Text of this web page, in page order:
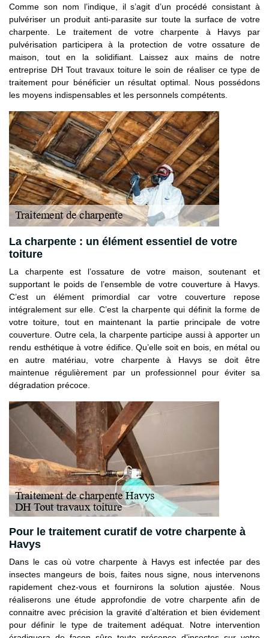
Comme son nom l’indique, il s’agit d’un procédé consistant à
pulvériser un produit anti-parasite sur toute la surface de votre
charpente. Le traitement de votre charpente à Havys par
pulvérisation participera à la protection de votre ossature de
maison, tout en la solidifiant. Laissez aux mains de notre
entreprise DH Tout travaux toiture le soin de réaliser ce type de
traitement pour bénéficier un résultat optimal. Nous possédons
les moyens indispensables et les personnels compétents.
La charpente : un élément essentiel de votre
toiture
La charpente est l’ossature de votre maison, soutenant et
supportant le poids de l’ensemble de votre couverture à Havys.
C’est un élément primordial car votre couverture repose
intégralement sur elle. C’est la charpente qui définit la forme de
votre toiture, tout en maintenant la partie principale de votre
couverture. Outre cela, la charpente participe aussi à apporter un
rendu esthétique à votre édifice. Qu’elle soit en bois, en métal ou
en autre matériau, votre charpente à Havys se doit être
maintenue régulièrement par un professionnel pour éviter sa
dégradation précoce.
Pour le traitement curatif de votre charpente à
Havys
Dans le cas où votre charpente à Havys est infectée par des
insectes mangeurs de bois, faites nous signe, nous intervenons
rapidement chez-vous et fournirons la solution ajustée. Nous
réaliserons une étude approfondie de votre charpente afin de
connaitre avec précision la gravité d’altération et bien évidement
pour définir le type de traitement adéquat. Notre intervention